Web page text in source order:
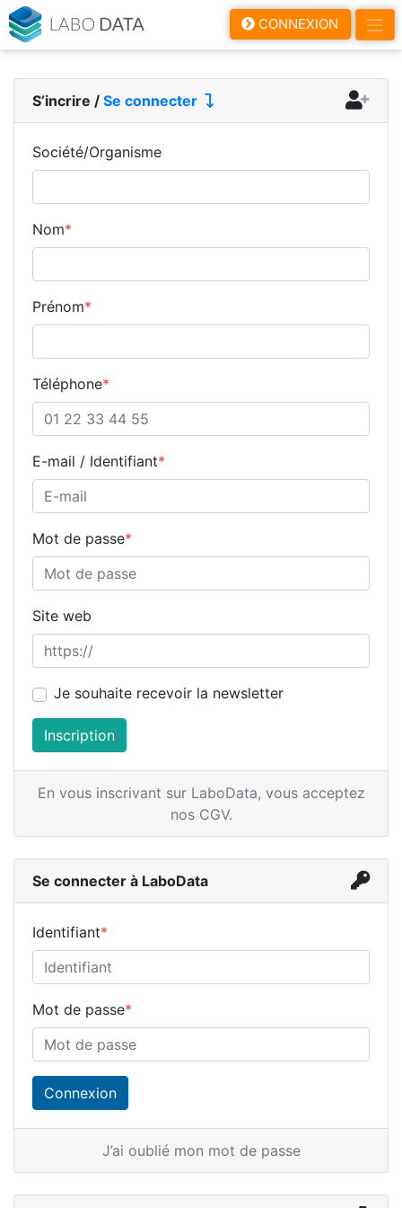
CONNEXION
S’incrire / Se connecter
Société/Organisme
Nom*
Prénom*
Téléphone*
E-mail / Identifiant*
Mot de passe*
Site web
Je souhaite recevoir la newsletter
Inscription
En vous inscrivant sur LaboData, vous acceptez
nos CGV.
Se connecter à LaboData
Identifiant*
Mot de passe*
J’ai oublié mon mot de passe